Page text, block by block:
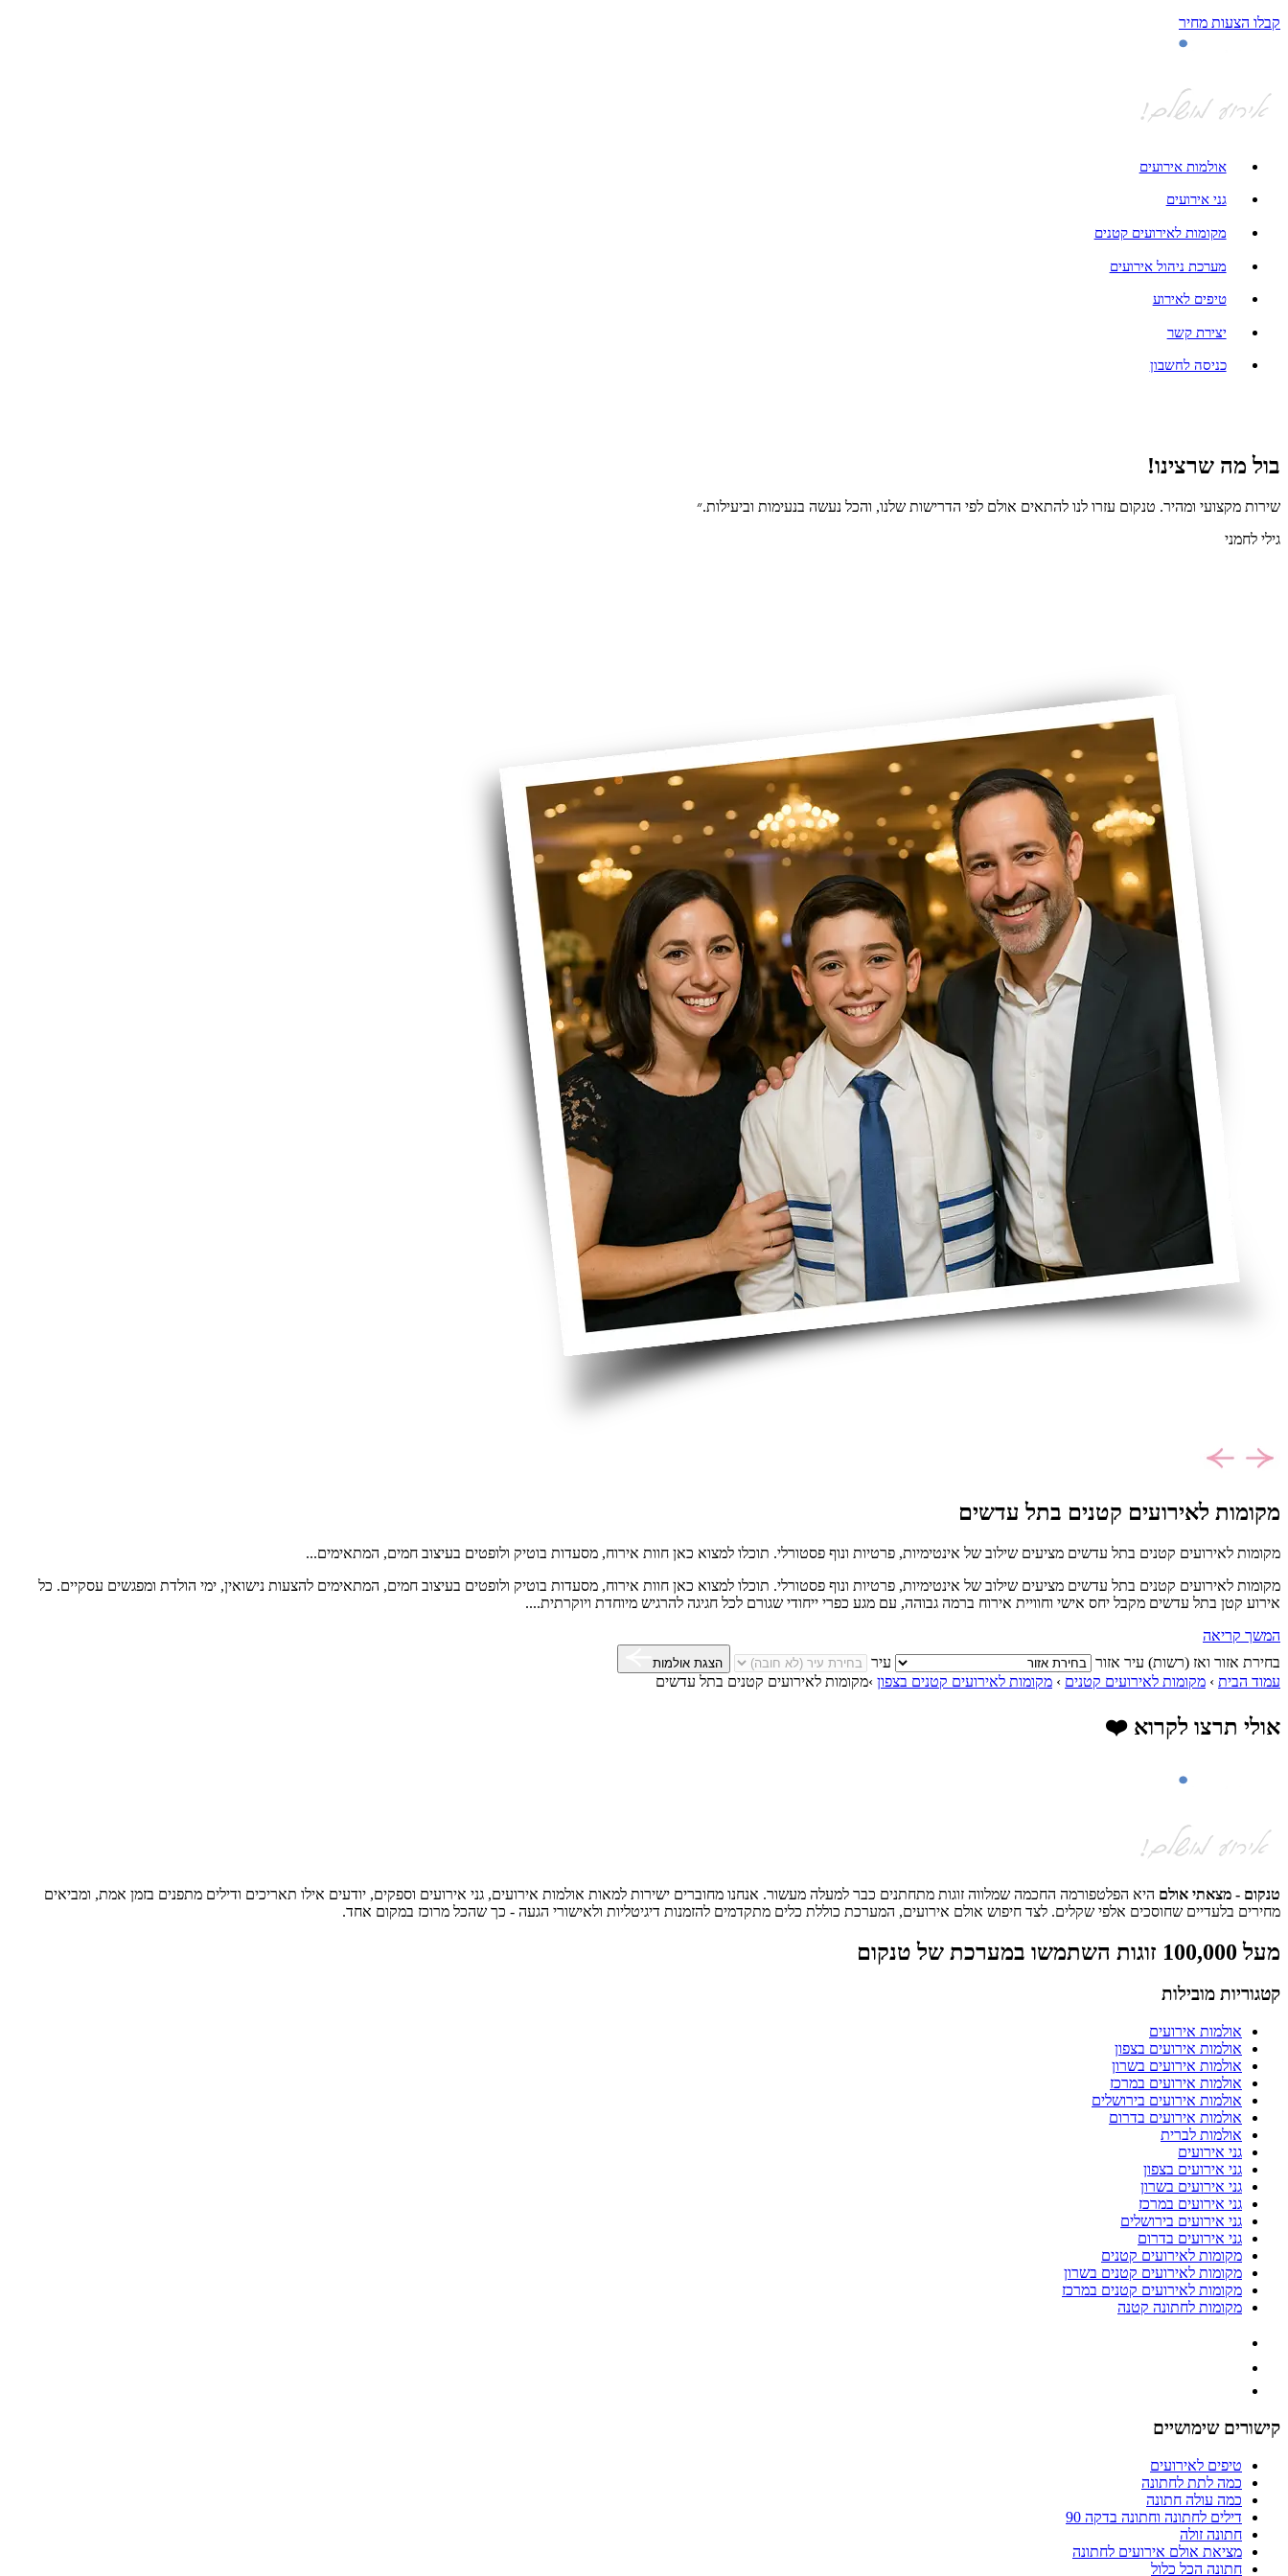
קבלו הצעות מחיר
אולמות אירועים
גני אירועים
מקומות לאירועים קטנים
מערכת ניהול אירועים
טיפים לאירוע
יצירת קשר
כניסה לחשבון
בול מה שרצינו!
שירות מקצועי ומהיר. טנקום עזרו לנו להתאים אולם לפי הדרישות שלנו, והכל נעשה בנעימות וביעילות.״
גילי לחמני
מקומות לאירועים קטנים בתל עדשים
מקומות לאירועים קטנים בתל עדשים מציעים שילוב של אינטימיות, פרטיות ונוף פסטורלי. תוכלו למצוא כאן חוות אירוח, מסעדות בוטיק ולופטים בעיצוב חמים, המתאימים...
מקומות לאירועים קטנים בתל עדשים מציעים שילוב של אינטימיות, פרטיות ונוף פסטורלי. תוכלו למצוא כאן חוות אירוח, מסעדות בוטיק ולופטים בעיצוב חמים, המתאימים להצעות נישואין, ימי הולדת ומפגשים עסקיים. כל
אירוע קטן בתל עדשים מקבל יחס אישי וחוויית אירוח ברמה גבוהה, עם מגע כפרי ייחודי שגורם לכל חגיגה להרגיש מיוחדת ויוקרתית....
המשך קריאה
בחירת אזור ואז (רשות) עיר אזור עיר הצגת אולמות
עמוד הבית › מקומות לאירועים קטנים › מקומות לאירועים קטנים בצפון ›מקומות לאירועים קטנים בתל עדשים
אולי תרצו לקרוא ❤️
טנקום - מצאתי אולם היא הפלטפורמה החכמה שמלווה זוגות מתחתנים כבר למעלה מעשור. אנחנו מחוברים ישירות למאות אולמות אירועים, גני אירועים וספקים, יודעים אילו תאריכים ודילים מתפנים בזמן אמת, ומביאים
מחירים בלעדיים שחוסכים אלפי שקלים. לצד חיפוש אולם אירועים, המערכת כוללת כלים מתקדמים להזמנות דיגיטליות ולאישורי הגעה - כך שהכל מרוכז במקום אחד.
מעל 100,000 זוגות השתמשו במערכת של טנקום
קטגוריות מובילות
אולמות אירועים
אולמות אירועים בצפון
אולמות אירועים בשרון
אולמות אירועים במרכז
אולמות אירועים בירושלים
אולמות אירועים בדרום
אולמות לברית
גני אירועים
גני אירועים בצפון
גני אירועים בשרון
גני אירועים במרכז
גני אירועים בירושלים
גני אירועים בדרום
מקומות לאירועים קטנים
מקומות לאירועים קטנים בשרון
מקומות לאירועים קטנים במרכז
מקומות לחתונה קטנה
קישורים שימושיים
טיפים לאירועים
כמה לתת לחתונה
כמה עולה חתונה
דילים לחתונה וחתונה בדקה 90
חתונה זולה
מציאת אולם אירועים לחתונה
חתונה הכל כלול